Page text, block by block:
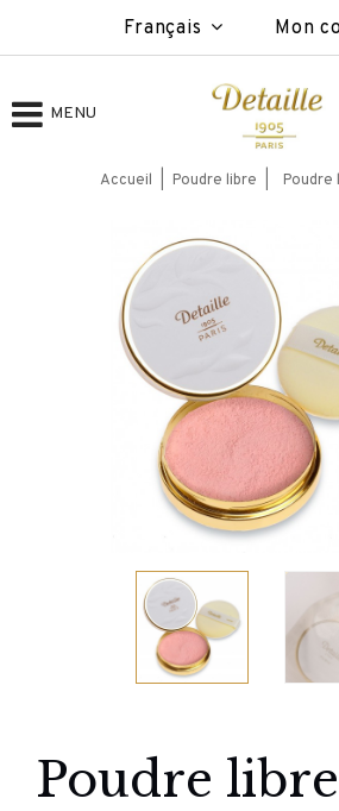
Français Mon
MENU
Accueil Poudre libre Poudre
Poudre